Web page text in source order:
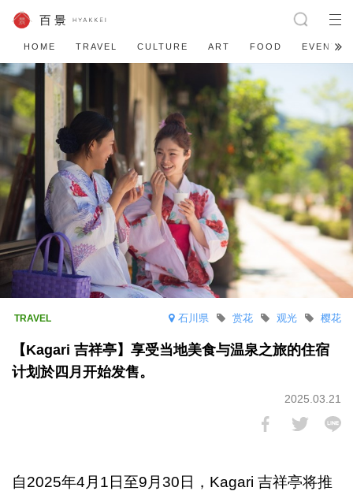
HOME TRAVEL CULTURE ART FOOD EVENT
石川県 樱花
观光
赏花
【Kagari 吉祥亭】享受当地美食与温泉之旅的住宿
计划於四月开始发售。
2025.03.21
自2025年4月1日至9月30日，Kagari 吉祥亭将推